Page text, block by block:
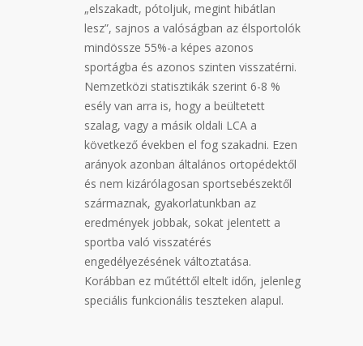
„elszakadt, pótoljuk, megint hibátlan
lesz”, sajnos a valóságban az élsportolók
mindössze 55%-a képes azonos
sportágba és azonos szinten visszatérni.
Nemzetközi statisztikák szerint 6-8 %
esély van arra is, hogy a beültetett
szalag, vagy a másik oldali LCA a
következő években el fog szakadni. Ezen
arányok azonban általános ortopédektől
és nem kizárólagosan sportsebészektől
származnak, gyakorlatunkban az
eredmények jobbak, sokat jelentett a
sportba való visszatérés
engedélyezésének változtatása.
Korábban ez műtéttől eltelt időn, jelenleg
speciális funkcionális teszteken alapul.